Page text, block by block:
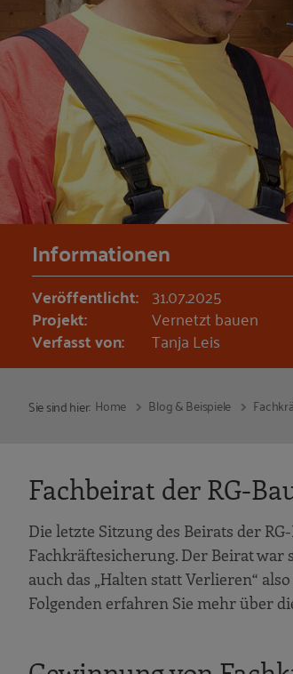
Informationen
Veröffentlicht: 31.07.2025
Projekt: Vernetzt bauen
Verfasst von: Tanja Leis
Sie sind hier: Home Blog & Beispiele
Fachbeirat der RG-
Die letzte Sitzung des Beirats der
Fachkräftesicherung. Der Beirat
auch das „Halten statt Verlieren“
Folgenden erfahren Sie mehr über